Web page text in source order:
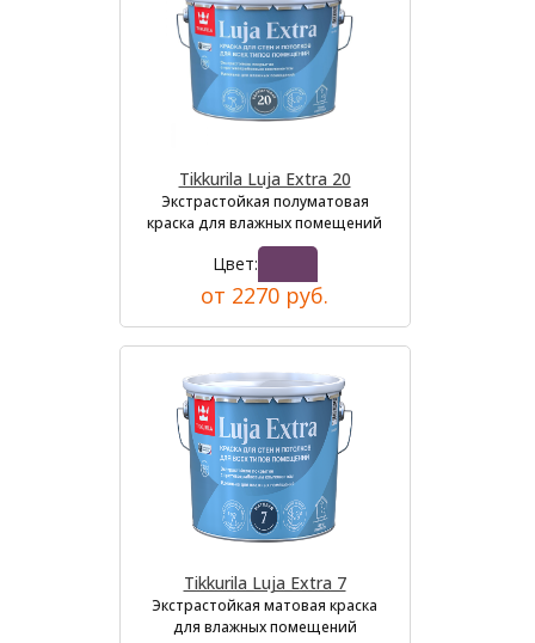
Tikkurila Luja Extra 20
Экстрастойкая полуматовая
краска для влажных помещений
Цвет:
от 2270 руб.
Tikkurila Luja Extra 7
Экстрастойкая матовая краска
для влажных помещений